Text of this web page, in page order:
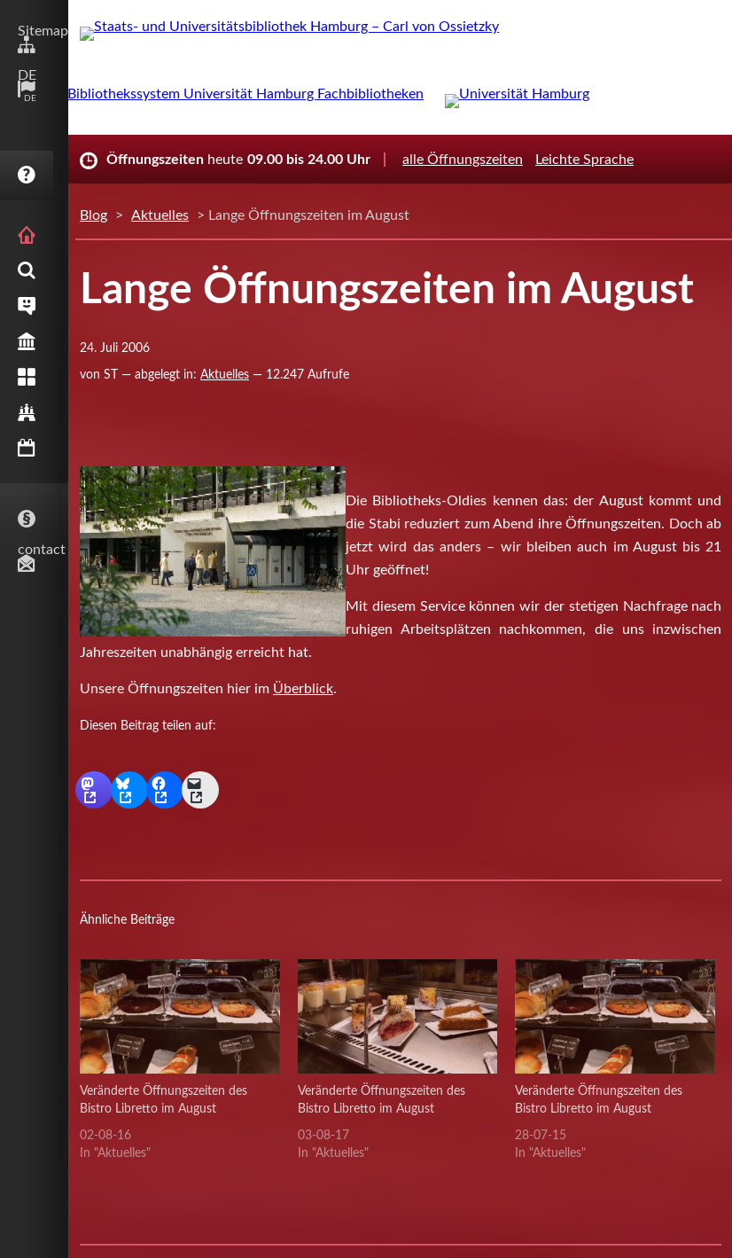
Sitemap
DE
DE
RECHERCHE
SERVICE
BIBLIOTHEK
SAMMLUNGEN
contact
Öffnungszeiten heute 09.00 bis 24.00 Uhr alle Öffnungszeiten Leichte Sprache
Blog > Aktuelles > Lange Öffnungszeiten im August
Lange Öffnungszeiten im August
24. Juli 2006
von ST — abgelegt in: Aktuelles — 12.247 Aufrufe
Die Bibliotheks-Oldies kennen das: der August kommt und
die Stabi reduziert zum Abend ihre Öffnungszeiten. Doch ab
jetzt wird das anders – wir bleiben auch im August bis 21
Uhr geöffnet!
Mit diesem Service können wir der stetigen Nachfrage nach
ruhigen Arbeitsplätzen nachkommen, die uns inzwischen
Jahreszeiten unabhängig erreicht hat.
Unsere Öffnungszeiten hier im Überblick.
Diesen Beitrag teilen auf:
Ähnliche Beiträge
Veränderte Öffnungszeiten des
Bistro Libretto im August
02-08-16
In "Aktuelles"
Veränderte Öffnungszeiten des
Bistro Libretto im August
03-08-17
In "Aktuelles"
Veränderte Öffnungszeiten des
Bistro Libretto im August
28-07-15
In "Aktuelles"